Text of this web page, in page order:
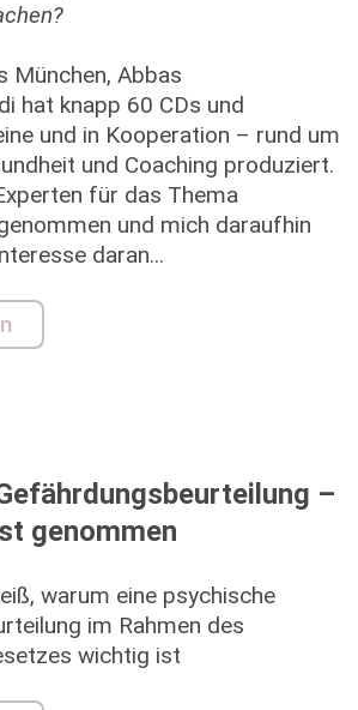
München, Abbas
hat knapp 60 CDs und
und in Kooperation – rund um
und Coaching produziert.
für das Thema
und mich daraufhin
daran...
–
genommen
warum eine psychische
im Rahmen des
wichtig ist